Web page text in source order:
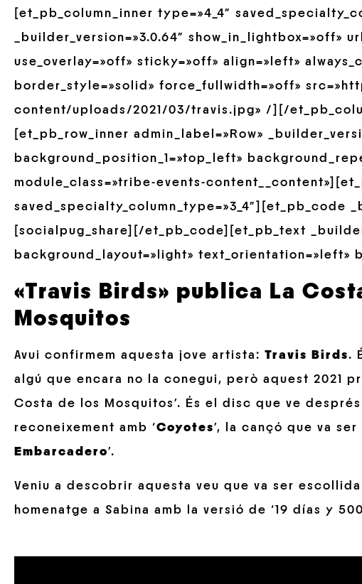
[et_pb_column_inner type=»4_4″
_builder_version=»3.0.64″ show_in_lightbox=»off»
use_overlay=»off» sticky=»off» align=»left»
border_style=»solid» force_fullwidth=»off»
content/uploads/2021/03/travis.jpg» /][/
[et_pb_row_inner admin_label=»Row»
background_position_1=»top_left»
module_class=»tribe-events-
saved_specialty_column_type=»3_4″][et_pb_code
[socialpug_share][/et_pb_code][et_pb_text
background_layout=»light» text_orientation=»left»
«Travis Birds» publica La
Mosquitos
Avui confirmem aquesta jove artista: Travis Birds.
algú que encara no la conegui, però aquest 2021
Costa de los Mosquitos’. És el disc que ve després
reconeixement amb ‘Coyotes’, la cançó que va
Embarcadero’.
Veniu a descobrir aquesta veu que va ser
homenatge a Sabina amb la versió de ‘19 días y